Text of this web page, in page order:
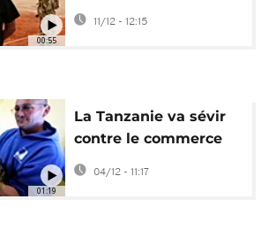
00:55
Iain Douglas-Hamilton
11/12 - 12:15
01:19
La Tanzanie va sévir
contre le commerce
des animaux de
compagnie exotiques
04/12 - 11:17